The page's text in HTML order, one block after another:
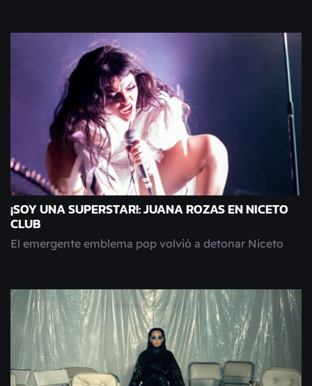
¡SOY UNA SUPERSTAR!: JUANA ROZAS EN NICETO
CLUB
El emergente emblema pop volvió a detonar Niceto